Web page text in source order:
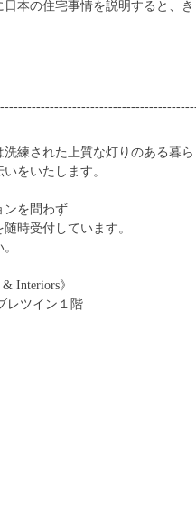
本の住宅事情を説明すると、
練された上質な灯りのある暮
をいたします。
ンを問わず
時受付しています。
Interiors》
レツイン１階